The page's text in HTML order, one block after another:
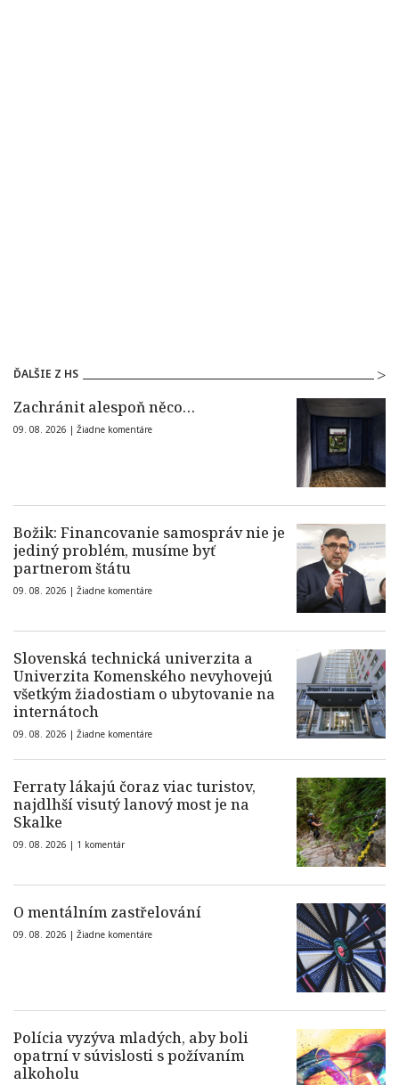
ĎALŠIE Z HS
Zachránit alespoň něco…
09. 08. 2026 | Žiadne komentáre
Božik: Financovanie samospráv nie je
jediný problém, musíme byť
partnerom štátu
09. 08. 2026 | Žiadne komentáre
Slovenská technická univerzita a
Univerzita Komenského nevyhovejú
všetkým žiadostiam o ubytovanie na
internátoch
09. 08. 2026 | Žiadne komentáre
Ferraty lákajú čoraz viac turistov,
najdlhší visutý lanový most je na
Skalke
09. 08. 2026 | 1 komentár
O mentálním zastřelování
09. 08. 2026 | Žiadne komentáre
Polícia vyzýva mladých, aby boli
opatrní v súvislosti s požívaním
alkoholu